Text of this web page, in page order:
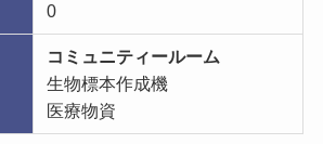
0
コミュニティールーム
生物標本作成機
医療物資